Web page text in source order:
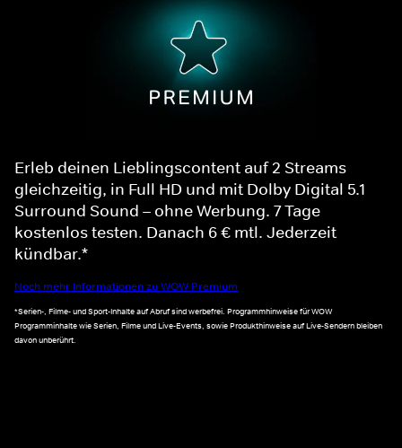
Erleb deinen Lieblingscontent auf 2 Streams
gleichzeitig, in Full HD und mit Dolby Digital 5.1
Surround Sound – ohne Werbung. 7 Tage
kostenlos testen. Danach 6 € mtl. Jederzeit
kündbar.*
Noch mehr Informationen zu WOW Premium
*Serien-, Filme- und Sport-Inhalte auf Abruf sind werbefrei. Programmhinweise für WOW
Programminhalte wie Serien, Filme und Live-Events, sowie Produkthinweise auf Live-Sendern bleiben
davon unberührt.